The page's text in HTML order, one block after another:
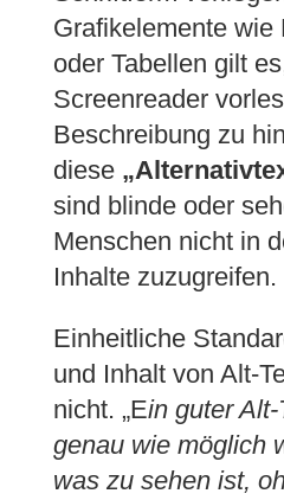
Grafikelemente wie
oder Tabellen gilt
Screenreader
Beschreibung zu
diese
sind blinde oder
Menschen nicht in
Inhalte zuzugreifen.
Einheitliche
und Inhalt von Alt-
nicht. „Ein guter
genau wie möglich
was zu sehen ist,